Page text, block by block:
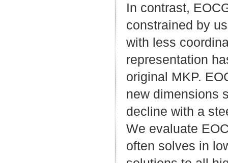
In contrast,
constrained by
with less
representation
original MKP.
new dimensions
decline with a
We evaluate
often solves in